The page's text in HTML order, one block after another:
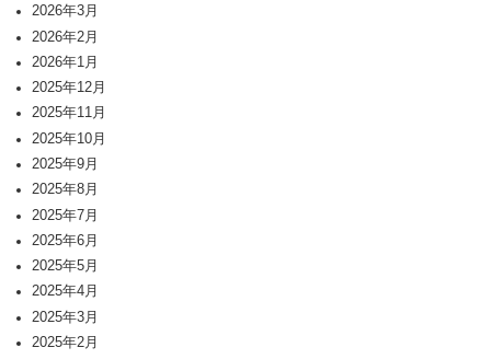
2026年3月
2026年2月
2026年1月
2025年12月
2025年11月
2025年10月
2025年9月
2025年8月
2025年7月
2025年6月
2025年5月
2025年4月
2025年3月
2025年2月